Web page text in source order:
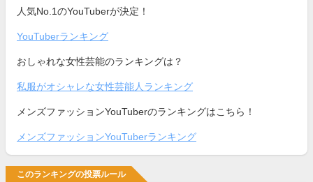
人気No.1のYouTuberが決定！
YouTuberランキング
おしゃれな女性芸能のランキングは？
私服がオシャレな女性芸能人ランキング
メンズファッションYouTuberのランキングはこちら！
メンズファッションYouTuberランキング
このランキングの投票ルール